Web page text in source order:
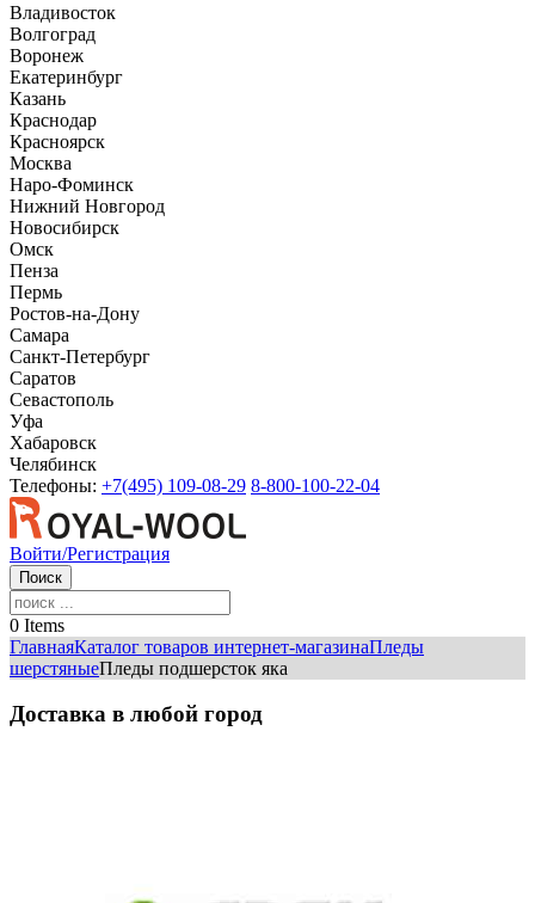
Владивосток
Волгоград
Воронеж
Екатеринбург
Казань
Краснодар
Красноярск
Москва
Наро-Фоминск
Нижний Новгород
Новосибирск
Омск
Пенза
Пермь
Ростов-на-Дону
Самара
Санкт-Петербург
Саратов
Севастополь
Уфа
Хабаровск
Челябинск
Телефоны: +7(495) 109-08-29 8-800-100-22-04
Войти/Регистрация
Поиск
0 Items
ГлавнаяКаталог товаров интернет-магазинаПледы
шерстяныеПледы подшерсток яка
Доставка в любой город